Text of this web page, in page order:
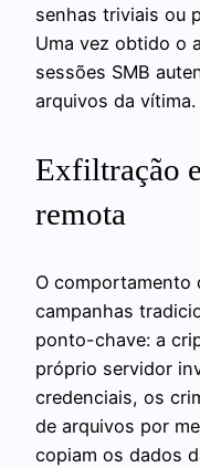
senhas triviais ou
Uma vez obtido o
sessões SMB
arquivos da vítima.
Exfiltração
remota
O comportamento
campanhas
ponto-chave: a
próprio servidor
credenciais, os
de arquivos por
copiam os dados